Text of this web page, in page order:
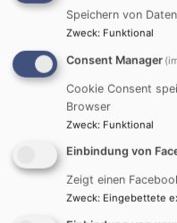
Aktuelles
Es wurde noch kein
Speichern von
Zweck: Funktional
Consent Manager
Cookie Consent
Browser
Zweck: Funktional
Einbindung von
Zeigt einen
Zweck: Eingebettete